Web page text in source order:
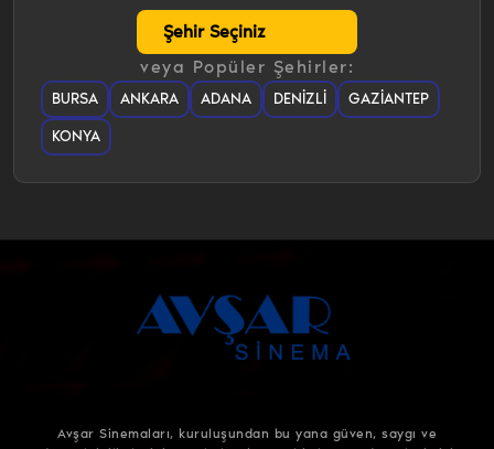
veya Popüler Şehirler:
BURSA ANKARA ADANA DENIZLI
GAZIANTEP
KONYA
Avşar Sinemaları, kuruluşundan bu yana güven, saygı ve